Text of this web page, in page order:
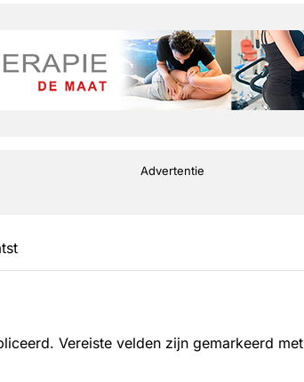
Advertentie
Vereiste velden zijn gemarkeerd met